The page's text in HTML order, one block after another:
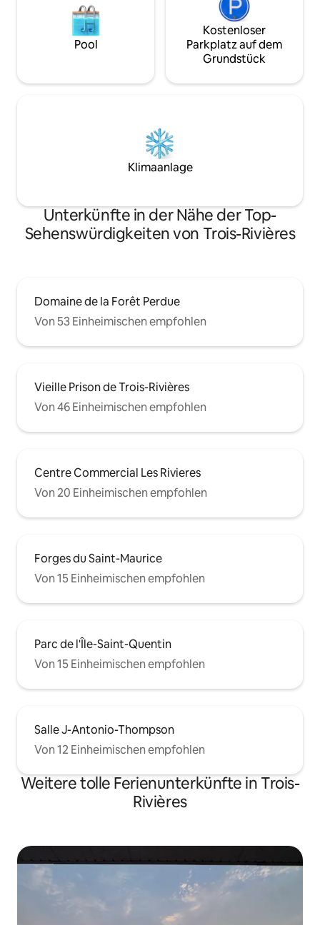
Pool
Kostenloser
Parkplatz auf dem
Grundstück
Klimaanlage
Unterkünfte in der Nähe der Top-
Sehenswürdigkeiten von Trois-Rivières
Domaine de la Forêt Perdue
Von 53 Einheimischen empfohlen
Vieille Prison de Trois-Rivières
Von 46 Einheimischen empfohlen
Centre Commercial Les Rivieres
Von 20 Einheimischen empfohlen
Forges du Saint-Maurice
Von 15 Einheimischen empfohlen
Parc de l'Île-Saint-Quentin
Von 15 Einheimischen empfohlen
Salle J-Antonio-Thompson
Von 12 Einheimischen empfohlen
Weitere tolle Ferienunterkünfte in Trois-
Rivières